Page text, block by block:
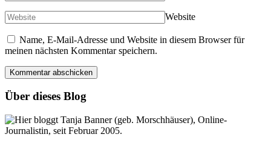
Website
Name, E-Mail-Adresse und Website in diesem Browser für
meinen nächsten Kommentar speichern.
Über dieses Blog
Hier bloggt Tanja Banner (geb. Morschhäuser), Online-
Journalistin, seit Februar 2005.